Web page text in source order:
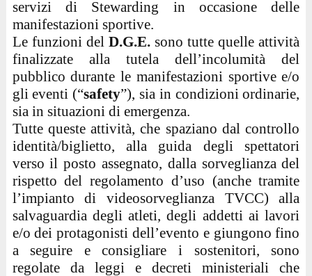
servizi di Stewarding in occasione delle
manifestazioni sportive.
Le funzioni del D.G.E.sono tutte quelle attività
finalizzate alla tutela dell’incolumità del
pubblico durante le manifestazioni sportive e/o
gli eventi (“safety”), sia in condizioni ordinarie,
sia in situazioni di emergenza.
Tutte queste attività, che spaziano dal controllo
identità/biglietto, alla guida degli spettatori
verso il posto assegnato, dalla sorveglianza del
rispetto del regolamento d’uso (anche tramite
l’impianto di videosorveglianza TVCC) alla
salvaguardia degli atleti, degli addetti ai lavori
e/o dei protagonisti dell’evento e giungono fino
a seguire e consigliare i sostenitori, sono
regolate da leggi e decreti ministeriali che